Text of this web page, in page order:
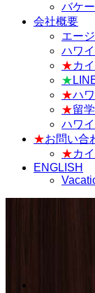
バケ
会社概要
エー
ハワ
★カ
★
★ハ
★留
ハワ
★お問い合
★カ
ENGLISH